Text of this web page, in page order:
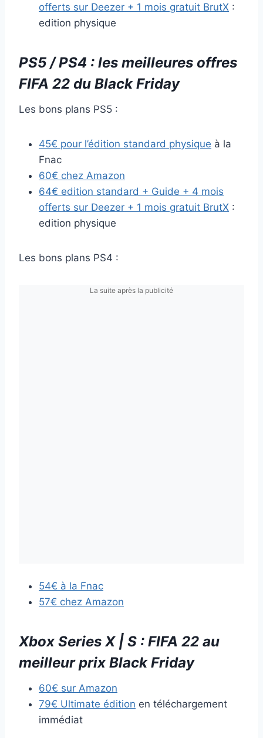
offerts sur Deezer + 1 mois gratuit BrutX :
edition physique
PS5 / PS4 : les meilleures offres
FIFA 22 du Black Friday
Les bons plans PS5 :
45€ pour l’édition standard physique à la
Fnac
60€ chez Amazon
64€ edition standard + Guide + 4 mois
offerts sur Deezer + 1 mois gratuit BrutX :
edition physique
Les bons plans PS4 :
La suite après la publicité
54€ à la Fnac
57€ chez Amazon
Xbox Series X | S : FIFA 22 au
meilleur prix Black Friday
60€ sur Amazon
79€ Ultimate édition en téléchargement
immédiat